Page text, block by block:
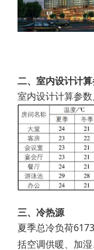
二、室内设计计
室内设计计算参数
三、冷热源
夏季总冷负荷
括空调供暖、加湿